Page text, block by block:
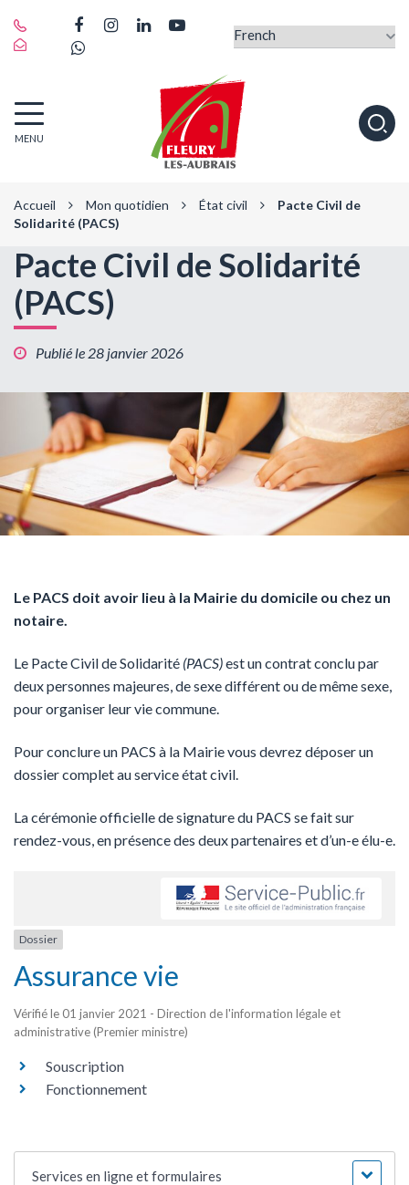
Lien
Lien
compte
Instagram
Lien
compte
Linkedin
chaîne
Youtube
Whatsapp
MENU
Accueil Mon quotidien État civil
Pacte Civil de
Solidarité (PACS)
Pacte Civil de Solidarité
(PACS)
Publié le 28 janvier 2026
Le PACS doit avoir lieu à la Mairie du domicile ou chez un
notaire.
Le Pacte Civil de Solidarité (PACS)est un contrat conclu par
deux personnes majeures, de sexe différent ou de même sexe,
pour organiser leur vie commune.
Pour conclure un PACS à la Mairie vous devrez déposer un
dossier complet au service état civil.
La cérémonie officielle de signature du PACS se fait sur
rendez-vous, en présence des deux partenaires et d’un-e élu-e.
Dossier
Assurance vie
Vérifié le 01 janvier 2021 - Direction de l'information légale et
administrative (Premier ministre)
Souscription
Fonctionnement
Services en ligne et formulaires